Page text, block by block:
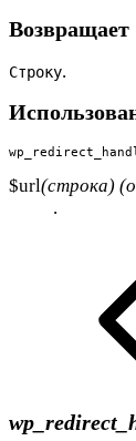
Возвращает
Строку.
$url(строка)
.